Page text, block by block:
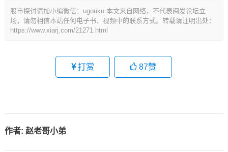
股市探讨请加小编微信：ugouku 本文来自网络，不代表闽发论坛立
场，请勿相信本站任何电子书、视频中的联系方式。转载请注明出处：
https://www.xiarj.com/21271.html
打赏 87赞
作者: 赵老哥小弟